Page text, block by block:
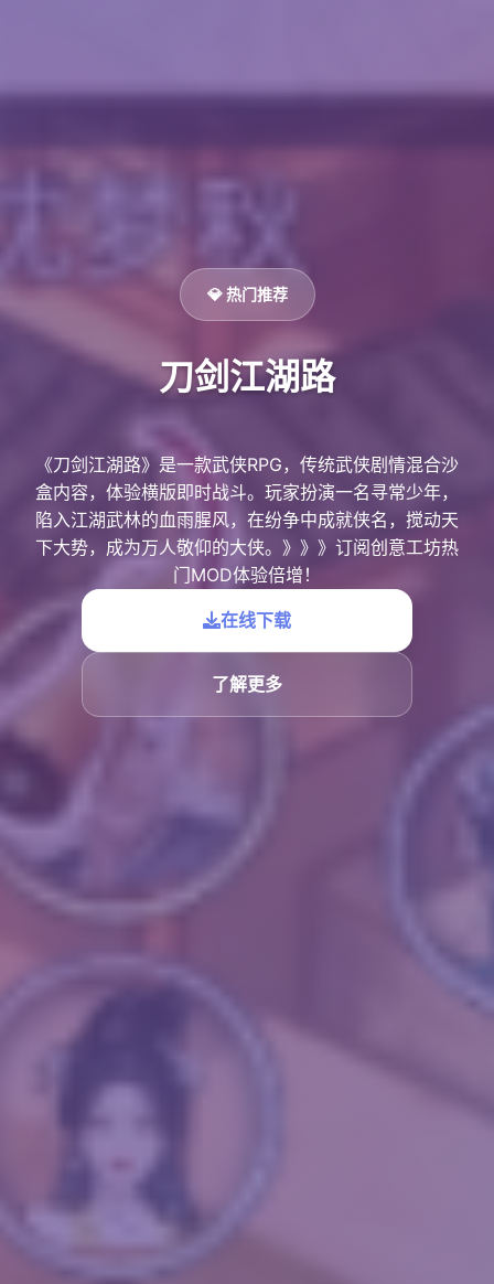
💎 热门推荐
刀剑江湖路
《刀剑江湖路》是一款武侠RPG，传统武侠剧情混合沙
盒内容，体验横版即时战斗。玩家扮演一名寻常少年，
陷入江湖武林的血雨腥风，在纷争中成就侠名，搅动天
下大势，成为万人敬仰的大侠。》》》订阅创意工坊热
门MOD体验倍增！
在线下载
了解更多